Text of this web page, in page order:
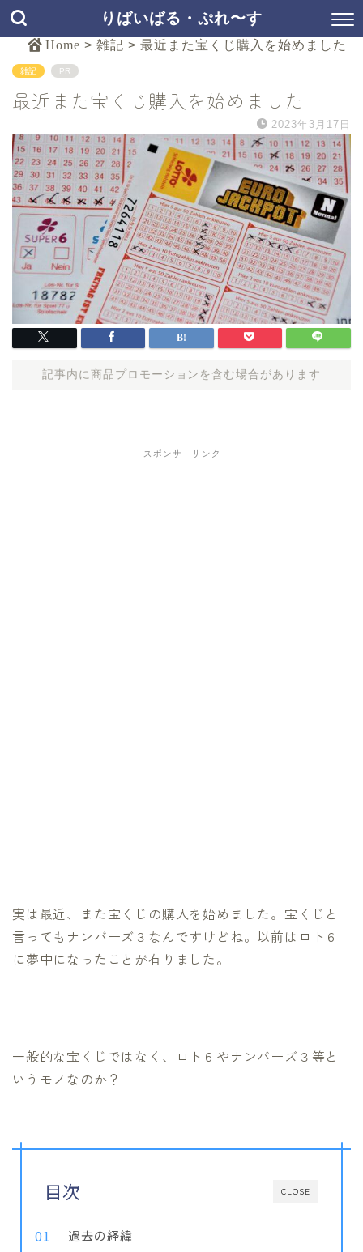
りばいばる・ぷれ〜す
Home > 雑記 > 最近また宝くじ購入を始めました
雑記 PR
最近また宝くじ購入を始めました
2023年3月17日
記事内に商品プロモーションを含む場合があります
スポンサーリンク
実は最近、また宝くじの購入を始めました。宝くじと
言ってもナンバーズ３なんですけどね。以前はロト６
に夢中になったことが有りました。
一般的な宝くじではなく、ロト６やナンバーズ３等と
いうモノなのか？
CLOSE
目次
過去の経緯